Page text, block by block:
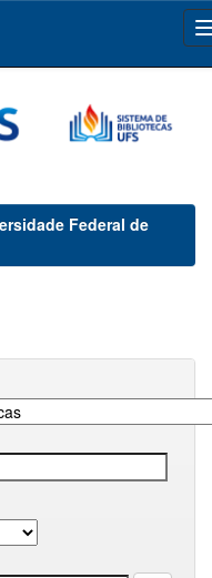
Federal de